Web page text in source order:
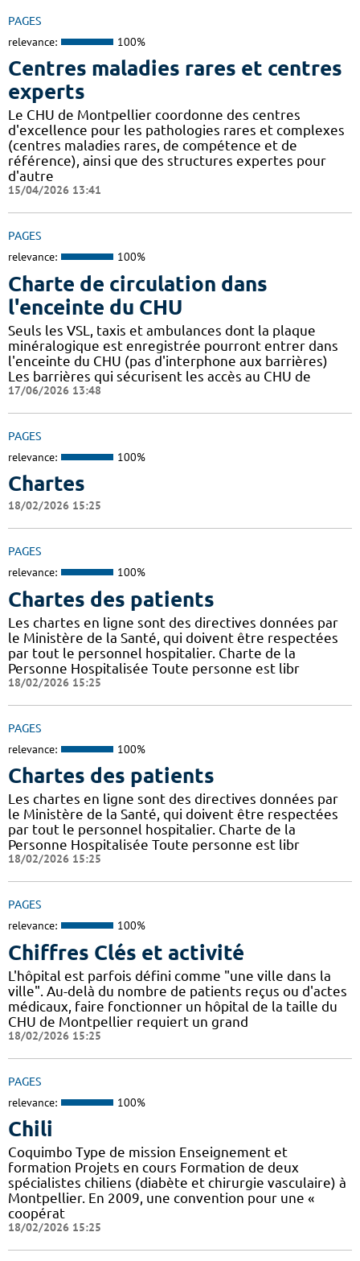
PAGES
relevance: 100%
Centres maladies rares et centres
experts
Le CHU de Montpellier coordonne des centres
d'excellence pour les pathologies rares et complexes
(centres maladies rares, de compétence et de
référence), ainsi que des structures expertes pour
d'autre
15/04/2026 13:41
PAGES
relevance: 100%
Charte de circulation dans
l'enceinte du CHU
Seuls les VSL, taxis et ambulances dont la plaque
minéralogique est enregistrée pourront entrer dans
l'enceinte du CHU (pas d'interphone aux barrières)
Les barrières qui sécurisent les accès au CHU de
17/06/2026 13:48
PAGES
relevance: 100%
Chartes
18/02/2026 15:25
PAGES
relevance: 100%
Chartes des patients
Les chartes en ligne sont des directives données par
le Ministère de la Santé, qui doivent être respectées
par tout le personnel hospitalier. Charte de la
Personne Hospitalisée Toute personne est libr
18/02/2026 15:25
PAGES
relevance: 100%
Chartes des patients
Les chartes en ligne sont des directives données par
le Ministère de la Santé, qui doivent être respectées
par tout le personnel hospitalier. Charte de la
Personne Hospitalisée Toute personne est libr
18/02/2026 15:25
PAGES
relevance: 100%
Chiffres Clés et activité
L'hôpital est parfois défini comme "une ville dans la
ville". Au-delà du nombre de patients reçus ou d'actes
médicaux, faire fonctionner un hôpital de la taille du
CHU de Montpellier requiert un grand
18/02/2026 15:25
PAGES
relevance: 100%
Chili
Coquimbo Type de mission Enseignement et
formation Projets en cours Formation de deux
spécialistes chiliens (diabète et chirurgie vasculaire) à
Montpellier. En 2009, une convention pour une «
coopérat
18/02/2026 15:25